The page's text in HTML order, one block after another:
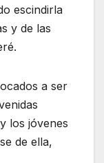
escindirla
y de las
a ser
los jóvenes
de ella,